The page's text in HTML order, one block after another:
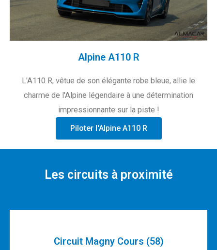
Alpine A110 R
L'A110 R, vêtue de son élégante robe bleue, allie le
charme de l'Alpine légendaire à une détermination
impressionnante sur la piste !
Piloter l'Alpine A110 R
Les circuits à proximité
Circuit Magny Cours (58)